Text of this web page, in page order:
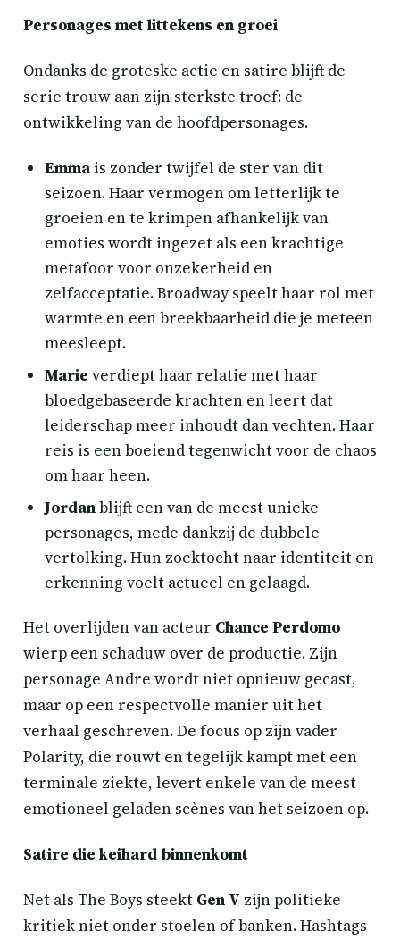
Personages met littekens en groei
Ondanks de groteske actie en satire blijft de
serie trouw aan zijn sterkste troef: de
ontwikkeling van de hoofdpersonages.
Emmais zonder twijfel de ster van dit
seizoen. Haar vermogen om letterlijk te
groeien en te krimpen afhankelijk van
emoties wordt ingezet als een krachtige
metafoor voor onzekerheid en
zelfacceptatie. Broadway speelt haar rol met
warmte en een breekbaarheid die je meteen
meesleept.
Marie verdiept haar relatie met haar
bloedgebaseerde krachten en leert dat
leiderschap meer inhoudt dan vechten. Haar
reis is een boeiend tegenwicht voor de chaos
om haar heen.
Jordanblijft een van de meest unieke
personages, mede dankzij de dubbele
vertolking. Hun zoektocht naar identiteit en
erkenning voelt actueel en gelaagd.
Het overlijden van acteur Chance Perdomo
wierp een schaduw over de productie. Zijn
personage Andre wordt niet opnieuw gecast,
maar op een respectvolle manier uit het
verhaal geschreven. De focus op zijn vader
Polarity, die rouwt en tegelijk kampt met een
terminale ziekte, levert enkele van de meest
emotioneel geladen scènes van het seizoen op.
Satire die keihard binnenkomt
Net als The Boys steekt Gen V zijn politieke
kritiek niet onder stoelen of banken. Hashtags